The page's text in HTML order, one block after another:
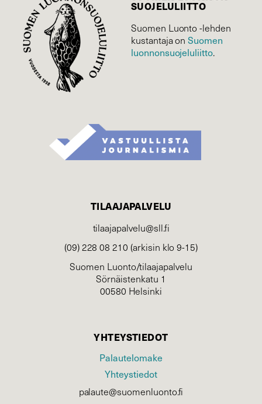
SUOJELU­LIITTO
Suomen Luonto -lehden
kustantaja onSuomen
luonnonsuojelu­liitto.
TILAAJAPALVELU
tilaajapalvelu@sll.fi
(09) 228 08 210 (arkisin klo 9-15)
Suomen Luonto/tilaajapalvelu
Sörnäistenkatu 1
00580 Helsinki
YHTEYSTIEDOT
Palautelomake
Yhteystiedot
palaute@suomenluonto.fi